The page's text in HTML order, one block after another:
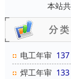
本站
电工年审 137
焊工年审 133